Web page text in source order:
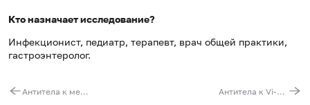
Кто назначает исследование?
Инфекционист, педиатр, терапевт, врач общей практики,
гастроэнтеролог.
Антитела к менингококку (Neisseria meningitidis) Антитела к Vi-aнтигену сальмонеллы (Salmonella typhi)